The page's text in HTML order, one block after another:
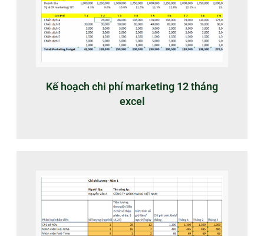
Kế hoạch chi phí marketing 12 tháng
excel